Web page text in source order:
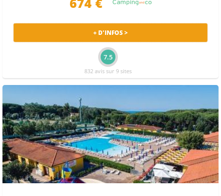
+ D'INFOS >
7.5
832 avis sur 9 sites